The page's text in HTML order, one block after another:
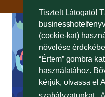
Tisztelt Látogató!
(cookie-kat)
növelése
“Értem” gombra
használatához.
kérjük, olvassa el